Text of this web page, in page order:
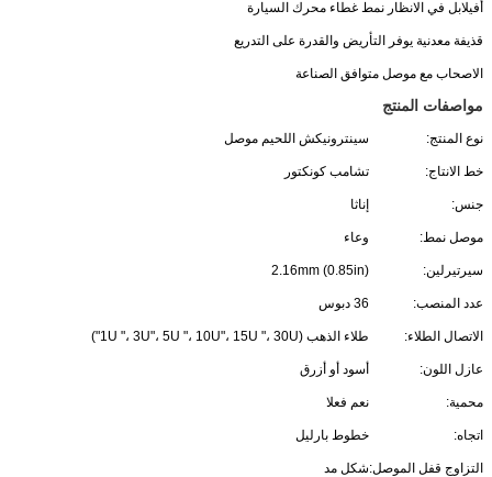
أفيلابل في الانظار نمط غطاء محرك السيارة
قذيفة معدنية يوفر التأريض والقدرة على التدريع
الاصحاب مع موصل متوافق الصناعة
مواصفات المنتج
نوع المنتج: سينترونيكش اللحيم موصل
خط الانتاج: تشامب كونكتور
جنس: إناثا
موصل نمط: وعاء
سيرتيرلين: 2.16mm (0.85in)
عدد المنصب: 36 دبوس
الاتصال الطلاء: طلاء الذهب (1U "، 3U"، 5U "، 10U"، 15U "، 30U")
عازل اللون: أسود أو أزرق
محمية: نعم فعلا
اتجاه: خطوط بارليل
التزاوج قفل الموصل:شكل مد